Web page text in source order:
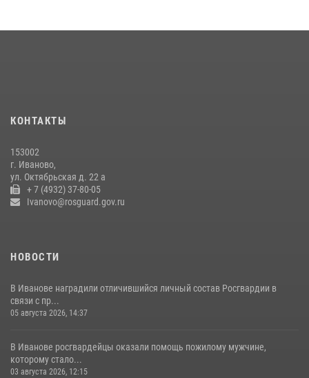
В Иванове сотрудниками лицензионно-разрешительной работы
В Иванове сотрудники ОМОН «Спарта» идентифицировали предмет,
схожий с гранатой
10 июля 2026, 09:29
КОНТАКТЫ
153002
г. Иваново,
ул. Октябрьская д. 22 а
+ 7 (4932) 37-80-05
Ivanovo@rosguard.gov.ru
НОВОСТИ
В Иванове наградили отличившийся личный состав Росгвардии в
связи с пр...
05 августа 2026, 14:37
В Иванове росгвардейцы оказали помощь пожилому мужчине,
которому стало...
03 августа 2026, 12:15